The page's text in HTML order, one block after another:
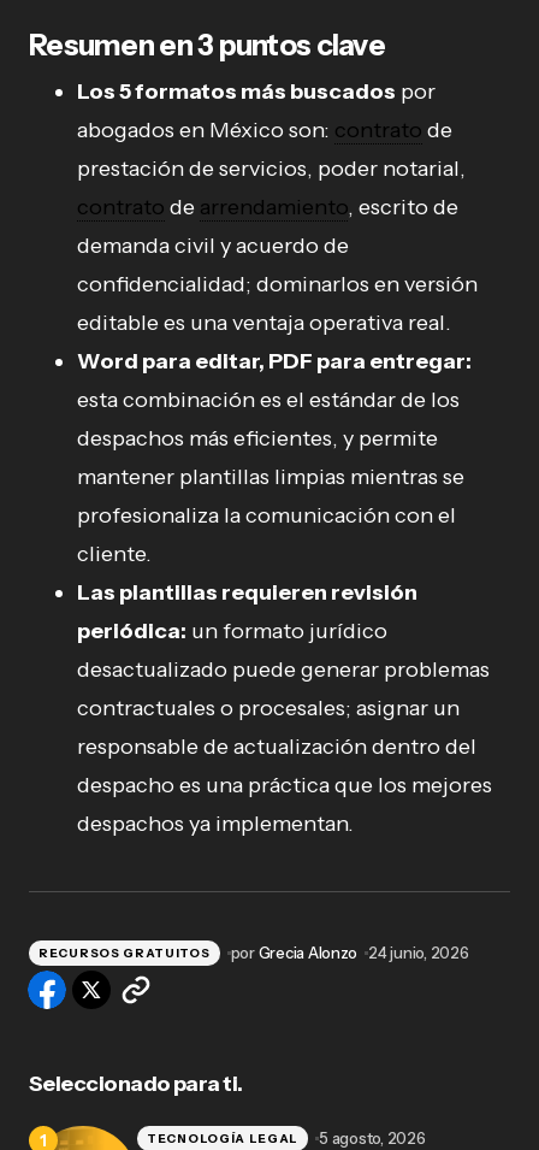
Resumen en 3 puntos clave
Los 5 formatos más buscados por
abogados en México son: contrato de
prestación de servicios, poder notarial,
contrato de arrendamiento, escrito de
demanda civil y acuerdo de
confidencialidad; dominarlos en versión
editable es una ventaja operativa real.
Word para editar, PDF para entregar:
esta combinación es el estándar de los
despachos más eficientes, y permite
mantener plantillas limpias mientras se
profesionaliza la comunicación con el
cliente.
Las plantillas requieren revisión
periódica: un formato jurídico
desactualizado puede generar problemas
contractuales o procesales; asignar un
responsable de actualización dentro del
despacho es una práctica que los mejores
despachos ya implementan.
RECURSOS GRATUITOS porGrecia Alonzo 24 junio, 2026
Seleccionado para ti.
TECNOLOGÍA LEGAL 5 agosto, 2026